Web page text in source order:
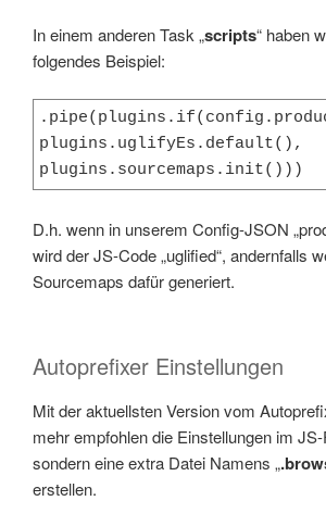
In einem anderen Task „scripts“ haben
folgendes Beispiel:
plugins.uglifyEs.default(),
plugins.sourcemaps.init()))
D.h. wenn in unserem Config-JSON
wird der JS-Code „uglified“, andernfalls
Sourcemaps dafür generiert.
Autoprefixer Einstellungen
Mit der aktuellsten Version vom
mehr empfohlen die Einstellungen im
sondern eine extra Datei Namens „
erstellen.